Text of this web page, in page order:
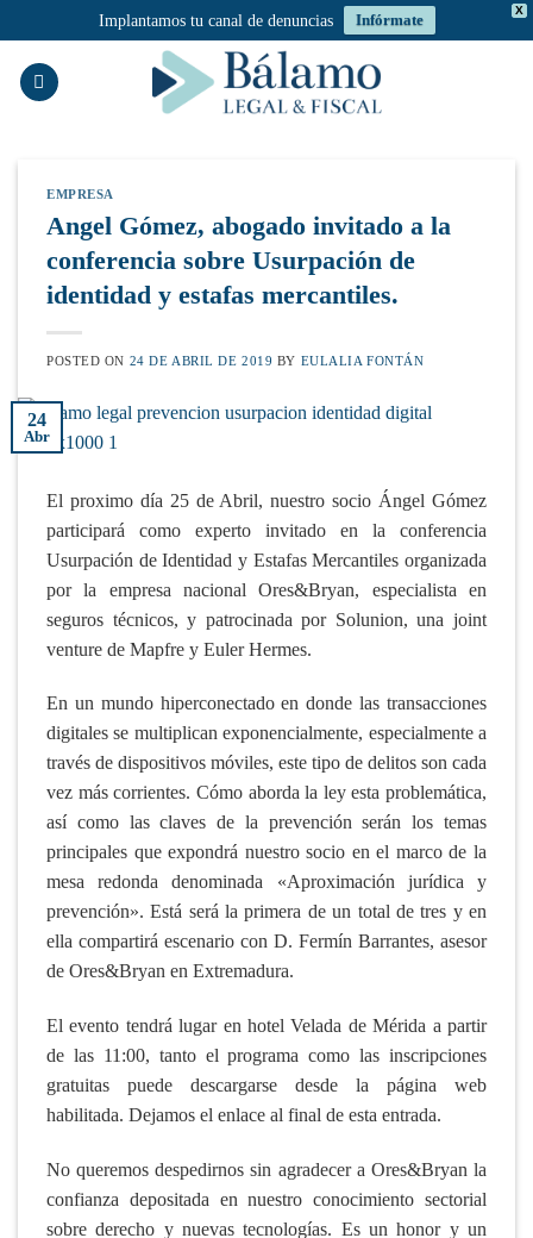
X
Implantamos tu canal de denuncias Infórmate
EMPRESA
Angel Gómez, abogado invitado a la
conferencia sobre Usurpación de
identidad y estafas mercantiles.
POSTED ON 24 DE ABRIL DE 2019 BY EULALIA FONTÁN
24
Abr
El proximo día 25 de Abril, nuestro socio Ángel Gómez
participará como experto invitado en la conferencia
Usurpación de Identidad y Estafas Mercantiles organizada
por la empresa nacional Ores&Bryan, especialista en
seguros técnicos, y patrocinada por Solunion, una joint
venture de Mapfre y Euler Hermes.
En un mundo hiperconectado en donde las transacciones
digitales se multiplican exponencialmente, especialmente a
través de dispositivos móviles, este tipo de delitos son cada
vez más corrientes. Cómo aborda la ley esta problemática,
así como las claves de la prevención serán los temas
principales que expondrá nuestro socio en el marco de la
mesa redonda denominada «Aproximación jurídica y
prevención». Está será la primera de un total de tres y en
ella compartirá escenario con D. Fermín Barrantes, asesor
de Ores&Bryan en Extremadura.
El evento tendrá lugar en hotel Velada de Mérida a partir
de las 11:00, tanto el programa como las inscripciones
gratuitas puede descargarse desde la página web
habilitada. Dejamos el enlace al final de esta entrada.
No queremos despedirnos sin agradecer a Ores&Bryan la
confianza depositada en nuestro conocimiento sectorial
sobre derecho y nuevas tecnologías. Es un honor y un